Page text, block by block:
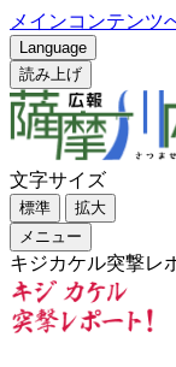
メインコンテンツ
Language
読み上げ
文字サイズ
標準
拡大
メニュー
キジカケル突撃レ